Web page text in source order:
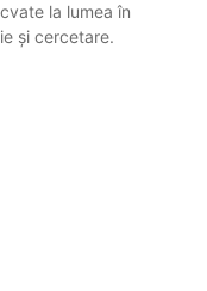
la lumea în
și cercetare.